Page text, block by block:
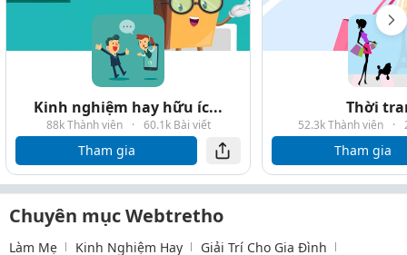
Kinh nghiệm hay hữu íc...
88k Thành viên · 60.1k Bài viết
Tham gia
Thời
52.3k Thành viên ·
Tham gia
Chuyên mục Webtretho
Làm Mẹ Kinh Nghiệm Hay
Giải Trí Cho Gia Đình